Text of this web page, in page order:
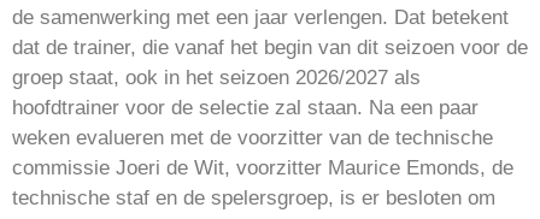
de samenwerking met een jaar verlengen. Dat betekent
dat de trainer, die vanaf het begin van dit seizoen voor de
groep staat, ook in het seizoen 2026/2027 als
hoofdtrainer voor de selectie zal staan. Na een paar
weken evalueren met de voorzitter van de technische
commissie Joeri de Wit, voorzitter Maurice Emonds, de
technische staf en de spelersgroep, is er besloten om